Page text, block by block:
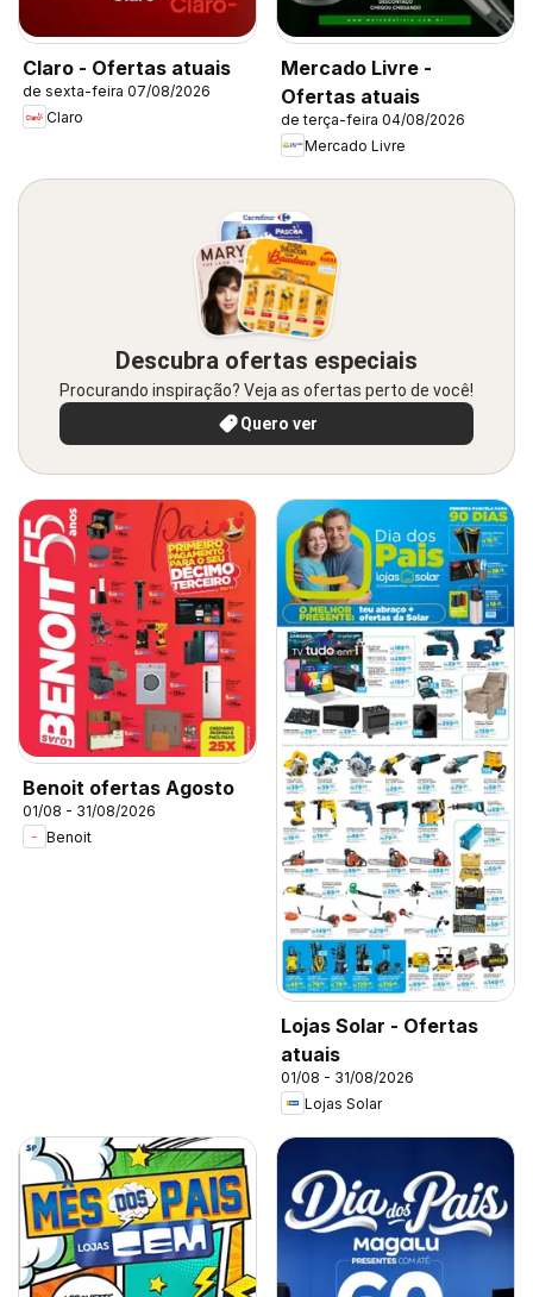
Claro - Ofertas atuais
de sexta-feira 07/08/2026
Claro
Mercado Livre -
Ofertas atuais
de terça-feira 04/08/2026
Mercado Livre
Descubra ofertas especiais
Procurando inspiração? Veja as ofertas perto de você!
Quero ver
Benoit ofertas Agosto
01/08 - 31/08/2026
Benoit
Lojas Solar - Ofertas
atuais
01/08 - 31/08/2026
Lojas Solar